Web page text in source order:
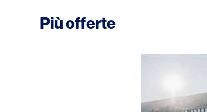
Più offerte